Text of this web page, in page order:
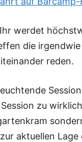
werdet
die
reden.
Session zu
aktuellen